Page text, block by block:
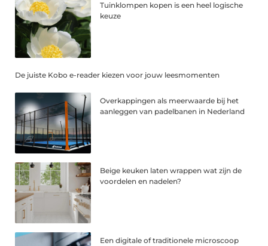
Tuinklompen kopen is een heel logische
keuze
De juiste Kobo e-reader kiezen voor jouw leesmomenten
Overkappingen als meerwaarde bij het
aanleggen van padelbanen in Nederland
Beige keuken laten wrappen wat zijn de
voordelen en nadelen?
Een digitale of traditionele microscoop